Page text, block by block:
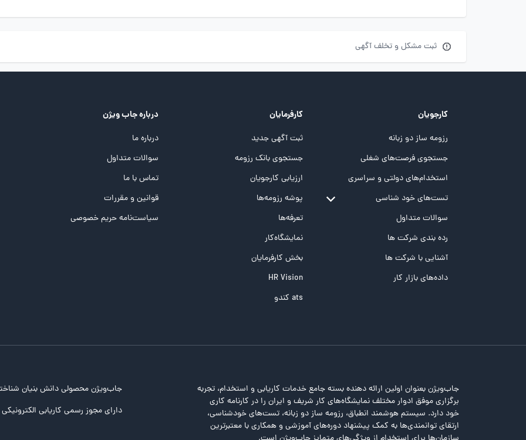
ثبت مشکل و تخلف آگهی
کارجویان
رزومه ساز دو زبانه
جستجوی فرصت‌های شغلی
استخدام‌های دولتی و سراسری
تست‌های خود شناسی
تست MBTI
تست تیپ سنجی شغلی Holland
تست NEO
تست هوش های چندگانه
سوالات متداول
رده بندی شرکت ها
آشنایی با شرکت ها
داده‌های بازار کار
کارفرمایان
ثبت آگهی جدید
جستجوی بانک رزومه
ارزیابی کارجویان
پوشه‌‌ رزومه‌ها
تعرفه‌ها
نمایشگاه‌کار
بخش کارفرمایان
HR Vision
ats کندو
درباره جاب ویژن
درباره ما
سوالات متداول
تماس با ما
قوانین و مقررات
سیاست‌نامه حریم خصوصی
جاب‌ویژن بعنوان اولین ارائه دهنده بسته جامع خدمات کاریابی و استخدام، تجربه
برگزاری موفق ادوار مختلف نمایشگاه‌های کار شریف و ایران را در کارنامه کاری
خود دارد. سیستم هوشمند انطباق، رزومه ساز دو زبانه، تست‌های خودشناسی،
ارتقای توانمندی‌ها به کمک پیشنهاد دوره‌های آموزشی و همکاری با معتبرترین
جاب‌ویژن محصولی دانش بنیان
دارای مجوز رسمی کاریابی